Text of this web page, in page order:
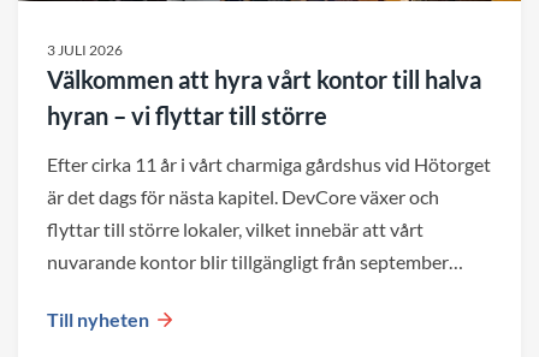
3 JULI 2026
Välkommen att hyra vårt kontor till halva
hyran – vi flyttar till större
Efter cirka 11 år i vårt charmiga gårdshus vid Hötorget
är det dags för nästa kapitel. DevCore växer och
flyttar till större lokaler, vilket innebär att vårt
nuvarande kontor blir tillgängligt från september
Till nyheten